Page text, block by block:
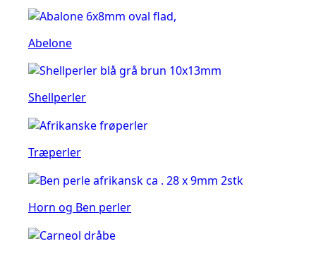
Abelone
Shellperler
Træperler
Horn og Ben perler